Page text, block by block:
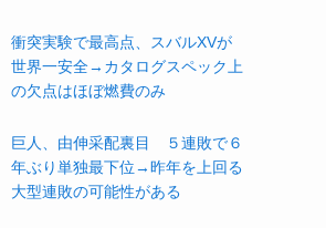
衝突実験で最高点、スバルXVが
世界一安全→カタログスペック上
の欠点はほぼ燃費のみ
巨人、由伸采配裏目 ５連敗で６
年ぶり単独最下位→昨年を上回る
大型連敗の可能性がある